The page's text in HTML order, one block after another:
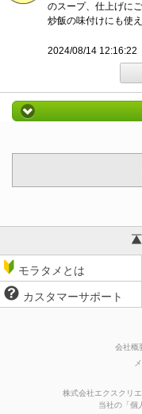
のスープ、仕上げに
炒飯の味付けにも使
2024/08/14 12:16:22
モラタメとは
カスタマーサポート
会社概
株式会社エクスクリ
当社の 「個